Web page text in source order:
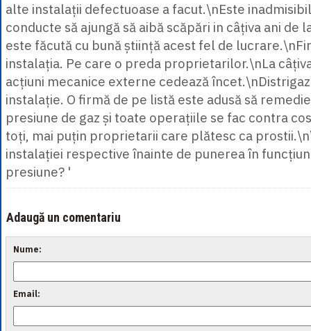
alte instalații defectuoase a facut.\nEste
conducte să ajungă să aibă scăpări in câțiva ani de
este făcută cu bună știință acest fel de
instalația. Pe care o preda proprietarilor.\nLa
acțiuni mecanice externe cedează
instalație. O firmă de pe listă este adusă să
presiune de gaz și toate operațiile se fac contra
toți, mai puțin proprietarii care plătesc ca
instalației respective înainte de punerea în
presiune? '
Adaugă un comentariu
Nume:
Email: